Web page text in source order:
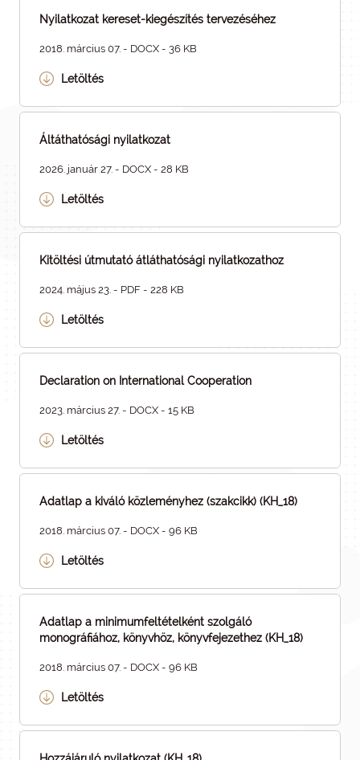
Nyilatkozat kereset-kiegészítés tervezéséhez
2018. március 07. - DOCX - 36 KB
Letöltés
Áltáthatósági nyilatkozat
2026. január 27. - DOCX - 28 KB
Letöltés
Kitöltési útmutató átláthatósági nyilatkozathoz
2024. május 23. - PDF - 228 KB
Letöltés
Declaration on International Cooperation
2023. március 27. - DOCX - 15 KB
Letöltés
Adatlap a kiváló közleményhez (szakcikk) (KH_18)
2018. március 07. - DOCX - 96 KB
Letöltés
Adatlap a minimumfeltételként szolgáló
monográfiához, könyvhöz, könyvfejezethez (KH_18)
2018. március 07. - DOCX - 96 KB
Letöltés